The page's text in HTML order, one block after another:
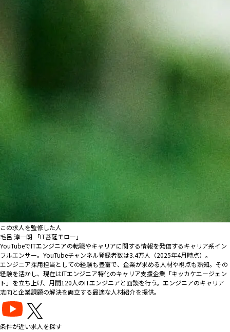
この求人を監修した人
毛呂 淳一朗 「IT菩薩モロー」
YouTubeでITエンジニアの転職やキャリアに関する情報を発信するキャリア系イン
フルエンサー。YouTubeチャンネル登録者数は3.4万人（2025年4月時点）。
エンジニア採用担当としての経験も豊富で、企業が求める人材や視点も熟知。その
経験を活かし、現在はITエンジニア特化のキャリア支援企業「キッカケエージェン
ト」を立ち上げ、月間120人のITエンジニアと面談を行う。エンジニアのキャリア
志向と企業課題の解決を両立する最適な人材紹介を提供。
条件が近い求人を探す